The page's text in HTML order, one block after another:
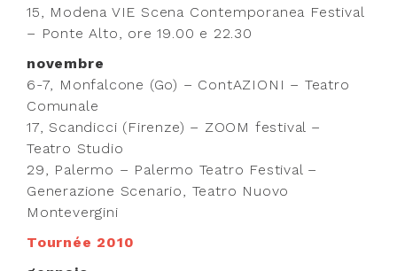
15, Modena VIE Scena Contemporanea Festival
– Ponte Alto, ore 19.00 e 22.30
novembre
6-7, Monfalcone (Go) – ContAZIONI – Teatro
Comunale
17, Scandicci (Firenze) – ZOOM festival –
Teatro Studio
29, Palermo – Palermo Teatro Festival –
Generazione Scenario, Teatro Nuovo
Montevergini
Tournée 2010